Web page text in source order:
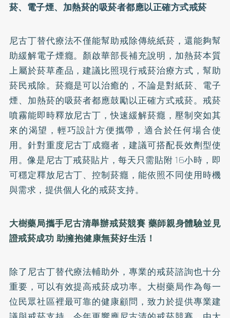
菸、電子煙、加熱菸的吸菸者都應以正確方式戒菸
尼古丁替代療法不僅能幫助戒除傳統紙菸，還能夠幫
助緩解電子煙癮。顏啟華部長補充說明，加熱菸本質
上屬於菸草產品，建議比照現行戒菸治療方式，幫助
菸民戒除。菸癮是可以治癒的，不論是對紙菸、電子
煙、加熱菸的吸菸者都應鼓勵以正確方式戒菸。戒菸
噴霧能即時釋放尼古丁，快速緩解菸癮，壓制突如其
來的渴望，輕巧設計方便攜帶，適合於任何場合使
用。針對重度尼古丁成癮者，建議可搭配長效劑型使
用。像是尼古丁戒菸貼片，每天只需貼附 16小時，即
可穩定釋放尼古丁、控制菸癮，能依照不同使用時機
與需求，提供個人化的戒菸支持。
大樹藥局攜手尼古清舉辦戒菸競賽 藥師親身體驗並見
證戒菸成功 助擁抱健康無菸好生活！
除了尼古丁替代療法輔助外，專業的戒菸諮詢也十分
重要，可以有效提高戒菸成功率。大樹藥局作為每一
位民眾社區裡最可靠的健康顧問，致力於提供專業建